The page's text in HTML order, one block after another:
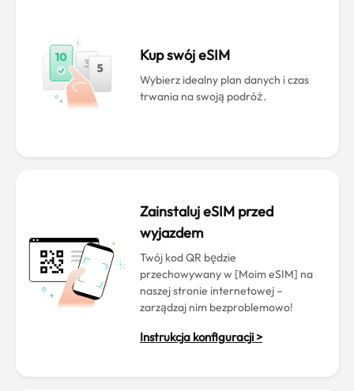
Kup swój eSIM
Wybierz idealny plan danych i czas
trwania na swoją podróż.
Zainstaluj eSIM przed
wyjazdem
Twój kod QR będzie
przechowywany w [Moim eSIM] na
naszej stronie internetowej –
zarządzaj nim bezproblemowo!
Instrukcja konfiguracji >